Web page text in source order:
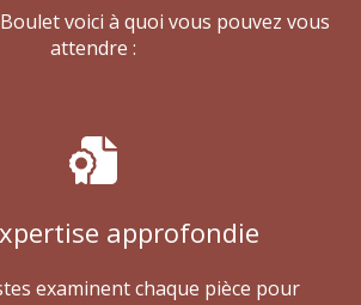
voici à quoi vous pouvez vous
attendre :
approfondie
examinent chaque pièce pour